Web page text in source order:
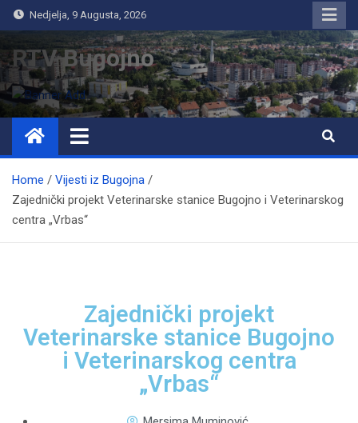
Nedjelja, 9 Augusta, 2026
RTV Bugojno
Home
Vijesti iz Bugojna
Zajednički projekt Veterinarske stanice Bugojno i Veterinarskog
centra „Vrbas“
Zajednički projekt
Veterinarske stanice Bugojno
i Veterinarskog centra
„Vrbas“